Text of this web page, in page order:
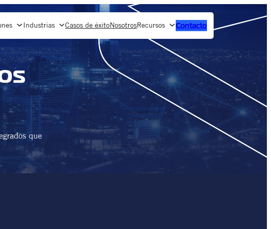
Industrias Casos de éxitoNosotrosRecursos Contacto
que